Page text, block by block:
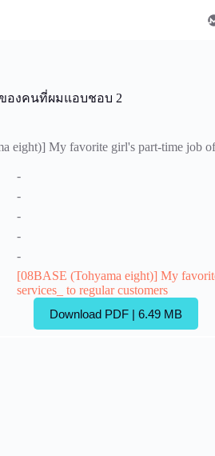
องคนที่ผมแอบชอบ 2
eight)] My favorite girl's part-time job
-
-
-
-
-
[08BASE (Tohyama eight)] My
services_ to regular customers
Download PDF | 6.49 MB